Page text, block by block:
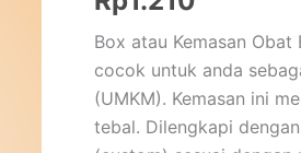
Box atau Kemasan
cocok untuk anda
(UMKM). Kemasan ini
tebal. Dilengkapi